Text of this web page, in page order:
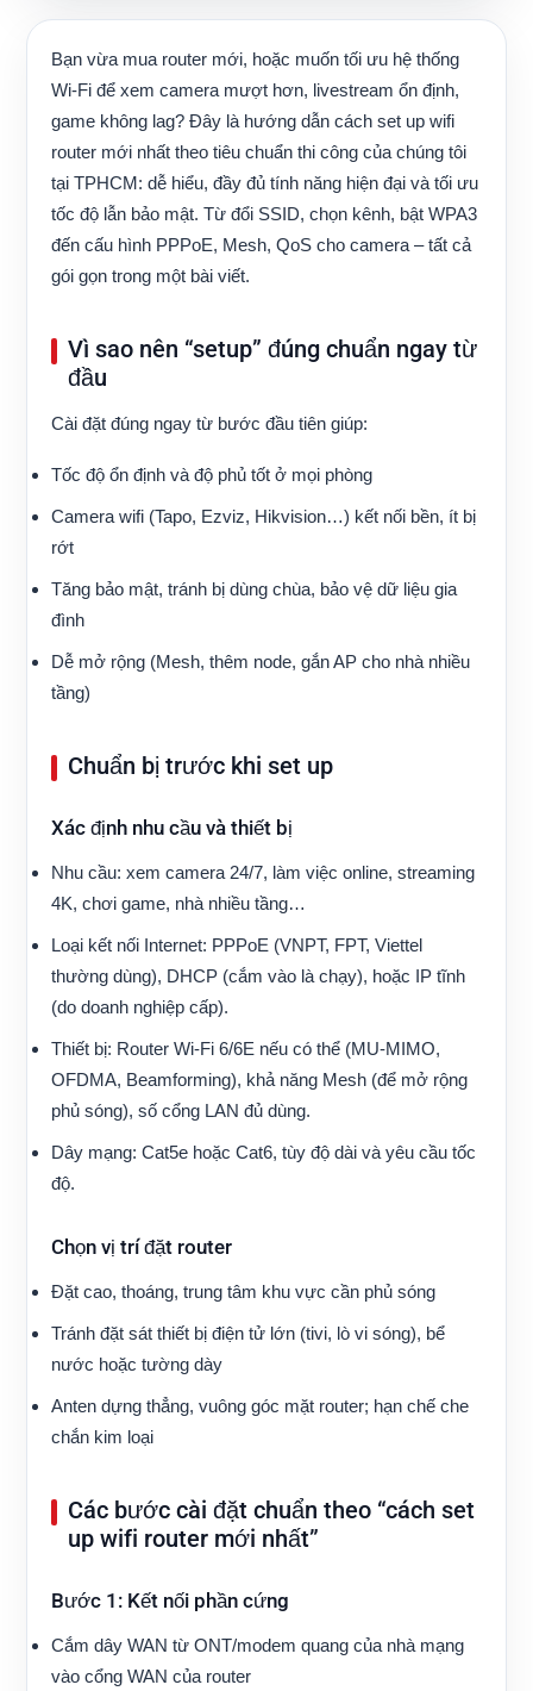
Bạn vừa mua router mới, hoặc muốn tối ưu hệ thống
Wi‑Fi để xem camera mượt hơn, livestream ổn định,
game không lag? Đây là hướng dẫn cách set up wifi
router mới nhất theo tiêu chuẩn thi công của chúng tôi
tại TPHCM: dễ hiểu, đầy đủ tính năng hiện đại và tối ưu
tốc độ lẫn bảo mật. Từ đổi SSID, chọn kênh, bật WPA3
đến cấu hình PPPoE, Mesh, QoS cho camera – tất cả
gói gọn trong một bài viết.
Vì sao nên “setup” đúng chuẩn ngay từ
đầu
Cài đặt đúng ngay từ bước đầu tiên giúp:
Tốc độ ổn định và độ phủ tốt ở mọi phòng
Camera wifi (Tapo, Ezviz, Hikvision…) kết nối bền, ít bị
rớt
Tăng bảo mật, tránh bị dùng chùa, bảo vệ dữ liệu gia
đình
Dễ mở rộng (Mesh, thêm node, gắn AP cho nhà nhiều
tầng)
Chuẩn bị trước khi set up
Xác định nhu cầu và thiết bị
Nhu cầu: xem camera 24/7, làm việc online, streaming
4K, chơi game, nhà nhiều tầng…
Loại kết nối Internet: PPPoE (VNPT, FPT, Viettel
thường dùng), DHCP (cắm vào là chạy), hoặc IP tĩnh
(do doanh nghiệp cấp).
Thiết bị: Router Wi‑Fi 6/6E nếu có thể (MU‑MIMO,
OFDMA, Beamforming), khả năng Mesh (để mở rộng
phủ sóng), số cổng LAN đủ dùng.
Dây mạng: Cat5e hoặc Cat6, tùy độ dài và yêu cầu tốc
độ.
Chọn vị trí đặt router
Đặt cao, thoáng, trung tâm khu vực cần phủ sóng
Tránh đặt sát thiết bị điện tử lớn (tivi, lò vi sóng), bể
nước hoặc tường dày
Anten dựng thẳng, vuông góc mặt router; hạn chế che
chắn kim loại
Các bước cài đặt chuẩn theo “cách set
up wifi router mới nhất”
Bước 1: Kết nối phần cứng
Cắm dây WAN từ ONT/modem quang của nhà mạng
vào cổng WAN của router